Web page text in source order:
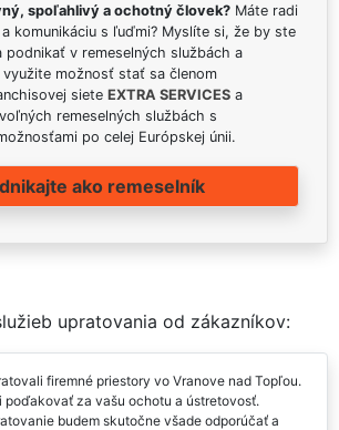
spoľahlivý a ochotný človek? Máte radi
komunikáciu s ľuďmi? Myslíte si, že by ste
podnikať v remeselných službách a
využite možnosť stať sa členom
siete EXTRA SERVICES a
remeselných službách s
po celej Európskej únii.
ako remeselník
upratovania od zákazníkov:
firemné priestory vo Vranove nad Topľou.
poďakovať za vašu ochotu a ústretovosť.
budem skutočne všade odporúčať a